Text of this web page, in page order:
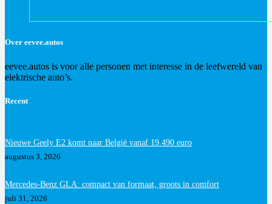
Over eevee.autos
eevee.autos is voor alle personen met interesse in de leefwereld van
elektrische auto’s.
Recent
Nieuwe Geely E2 komt naar België vanaf 19.490 euro
augustus 3, 2026
Mercedes-Benz GLA: compact van formaat, groots in comfort
juli 31, 2026